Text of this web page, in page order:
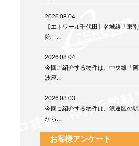
2026.08.04
【エトワール千代田】名城線「東別
院」...
2026.08.04
今回ご紹介する物件は、中央線「阿
波座...
2026.08.03
今回ご紹介する物件は、浪速区の駅
から...
お客様アンケート